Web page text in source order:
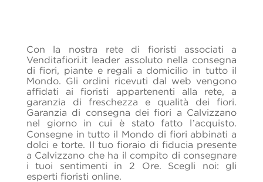
Con la nostra rete di fioristi associati a
Venditafiori.it leader assoluto nella consegna
di fiori, piante e regali a domicilio in tutto il
Mondo. Gli ordini ricevuti dal web vengono
affidati ai fioristi appartenenti alla rete, a
garanzia di freschezza e qualità dei fiori.
Garanzia di consegna dei fiori a Calvizzano
nel giorno in cui è stato fatto l’acquisto.
Consegne in tutto il Mondo di fiori abbinati a
dolci e torte. Il tuo fioraio di fiducia presente
a Calvizzano che ha il compito di consegnare
i tuoi sentimenti in 2 Ore. Scegli noi: gli
esperti fioristi online.